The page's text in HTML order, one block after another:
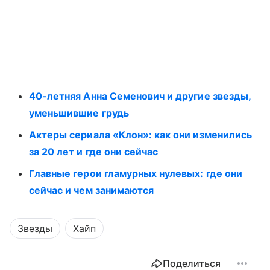
40-летняя Анна Семенович и другие звезды,
уменьшившие грудь
Актеры сериала «Клон»: как они изменились
за 20 лет и где они сейчас
Главные герои гламурных нулевых: где они
сейчас и чем занимаются
Звезды Хайп
Поделиться